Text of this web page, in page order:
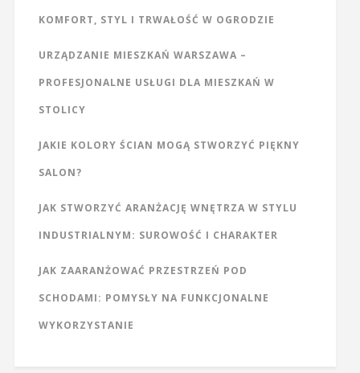
KOMFORT, STYL I TRWAŁOŚĆ W OGRODZIE
URZĄDZANIE MIESZKAŃ WARSZAWA –
PROFESJONALNE USŁUGI DLA MIESZKAŃ W
STOLICY
JAKIE KOLORY ŚCIAN MOGĄ STWORZYĆ PIĘKNY
SALON?
JAK STWORZYĆ ARANŻACJĘ WNĘTRZA W STYLU
INDUSTRIALNYM: SUROWOŚĆ I CHARAKTER
JAK ZAARANŻOWAĆ PRZESTRZEŃ POD
SCHODAMI: POMYSŁY NA FUNKCJONALNE
WYKORZYSTANIE